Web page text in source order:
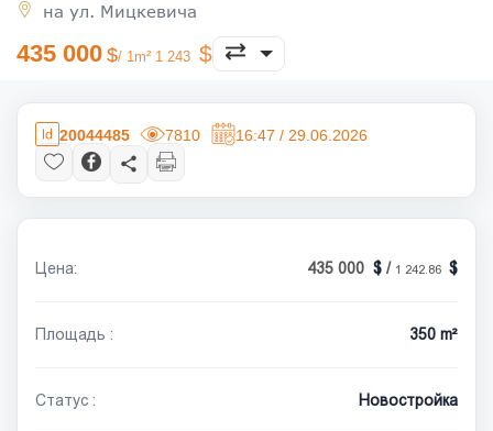
на ул. Мицкевича
435 000 / 1m² 1 243
20044485 7810 16:47 / 29.06.2026
Цена: 435 000 / 1 242.86
Площадь : 350 m²
Статус : Новостройка